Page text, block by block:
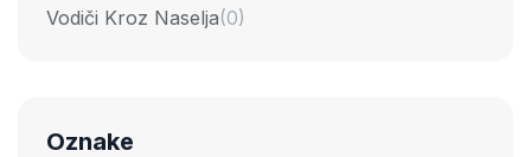
Vodiči Kroz Naselja(0)
Oznake